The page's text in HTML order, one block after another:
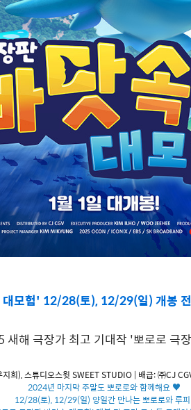
모험' 12/28(토), 12/29(일) 개봉
새해 극장가 최고 기대작 '뽀로로 극
희), 스튜디오스윗 SWEET STUDIO | 배급: ㈜CJ
2024년 마지막 주말도 뽀로로와 함께해요 ♥
12/28(토), 12/29(일) 양일간 만나는 뽀로로와 루